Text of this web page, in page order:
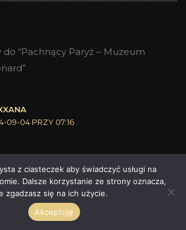
“Pachnący Paryż – Muzeum
09-04 PRZY 07:16
niezły zabieg i sztuka przyciągania,
a potem przejście do
miałam "fazę" na zapachy
z ciasteczek aby świadczyć usługi na
Dalsze korzystanie ze strony oznacza,
zgadzasz się na ich użycie.
Akceptuję